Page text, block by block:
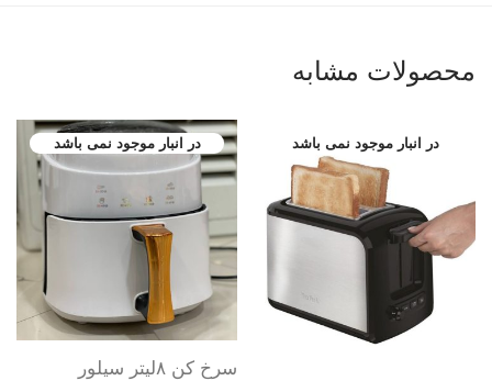
محصولات مشابه
سرخ کن ۸لیتر سیلور